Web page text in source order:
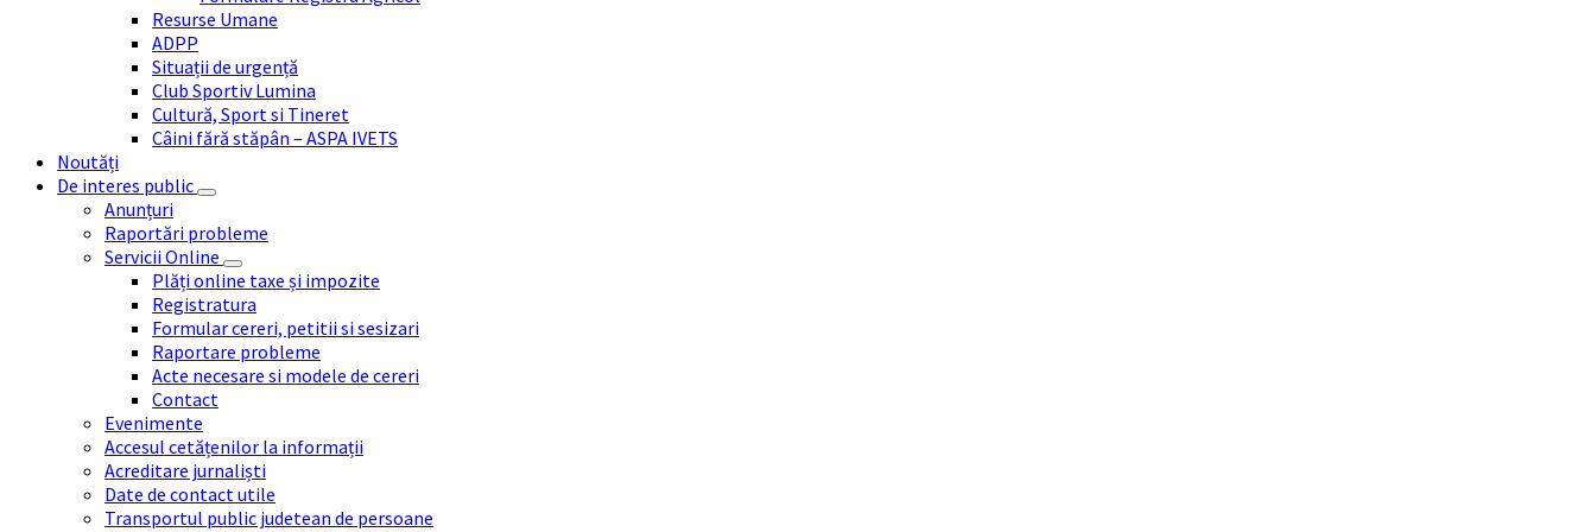
Resurse Umane
ADPP
Situații de urgență
Club Sportiv Lumina
Cultură, Sport si Tineret
Câini fără stăpân – ASPA IVETS
Noutăți
De interes public
Anunțuri
Raportări probleme
Servicii Online
Plăți online taxe și impozite
Registratura
Formular cereri, petitii si sesizari
Raportare probleme
Acte necesare si modele de cereri
Contact
Evenimente
Accesul cetățenilor la informații
Acreditare jurnaliști
Date de contact utile
Transportul public judetean de persoane